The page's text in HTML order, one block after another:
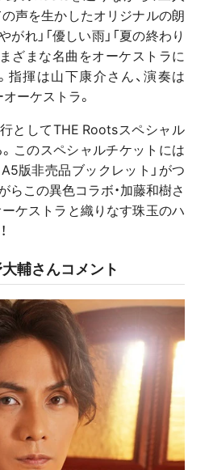
声を生かしたオリジナルの朗
がれ」「優しい雨」「夏の終わり
ざまな名曲をオーケストラに
指揮は山下康介さん、演奏は
ーケストラ。
としてTHE Rootsスペシャル
このスペシャルチケットには
版非売品ブックレット」がつ
らこの異色コラボ・加藤和樹さ
ケストラと織りなす珠玉のハ
輔さんコメント